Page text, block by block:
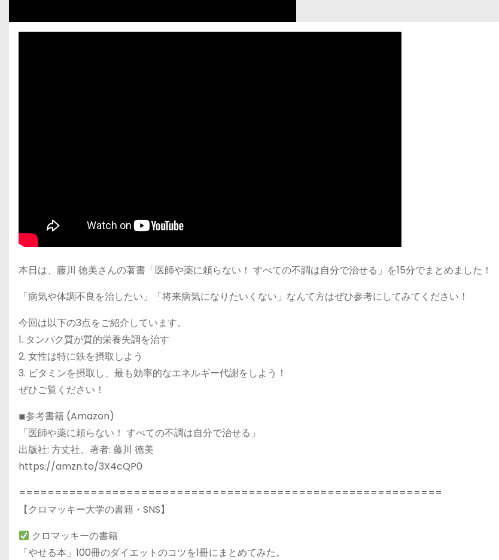
本日は、藤川 徳美さんの著書「医師や薬に頼らない！ すべての不調は自分で治せる」を15分でまとめました！
「病気や体調不良を治したい」「将来病気になりたいくない」なんて方はぜひ参考にしてみてください！
今回は以下の3点をご紹介しています。
1. タンパク質が質的栄養失調を治す
2. 女性は特に鉄を摂取しよう
3. ビタミンを摂取し、最も効率的なエネルギー代謝をしよう！
ぜひご覧ください！
◾︎参考書籍 (Amazon)
「医師や薬に頼らない！ すべての不調は自分で治せる」
出版社: 方丈社、著者: 藤川 徳美
https://amzn.to/3X4cQP0
===========================================================
【クロマッキー大学の書籍・SNS】
クロマッキーの書籍
「やせる本」100冊のダイエットのコツを1冊にまとめてみた。